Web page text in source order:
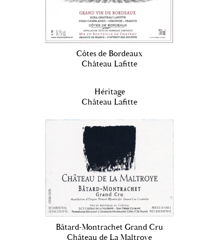
Côtes de Bordeaux
Château Lafitte
Héritage
Château Lafitte
Bâtard-Montrachet Grand Cru
Château de La Maltroye